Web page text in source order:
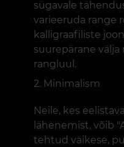
sügavale
varieeruda range
kalligraafiliste
suurepärane välja
rangluul.
Minimalism
Neile, kes
lähenemist, võib
tehtud väikese,